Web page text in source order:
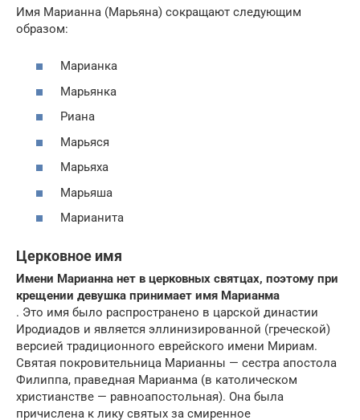
Имя Марианна (Марьяна) сокращают следующим
образом:
Марианка
Марьянка
Риана
Марьяся
Марьяха
Марьяша
Марианита
Церковное имя
Имени Марианна нет в церковных святцах, поэтому при
крещении девушка принимает имя Марианма
. Это имя было распространено в царской династии
Иродиадов и является эллинизированной (греческой)
версией традиционного еврейского имени Мириам.
Святая покровительница Марианны — сестра апостола
Филиппа, праведная Марианма (в католическом
христианстве — равноапостольная). Она была
причислена к лику святых за смиренное